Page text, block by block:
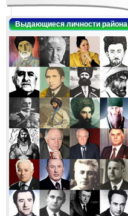
Выдающиеся личности района